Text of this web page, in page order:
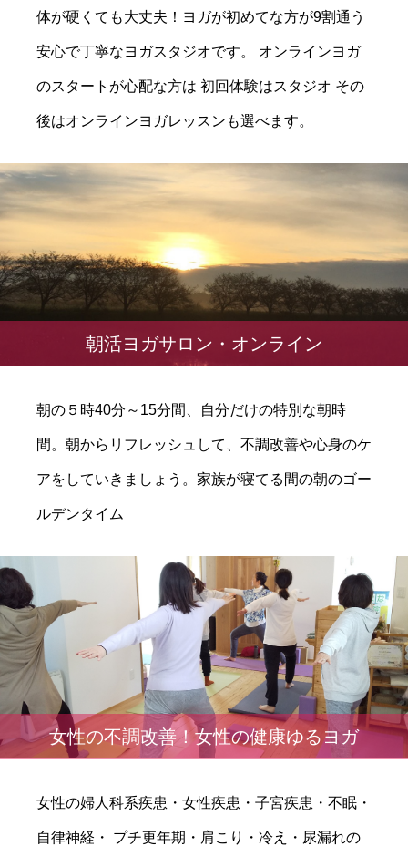
体が硬くても大丈夫！ヨガが初めてな方が9割通う
安心で丁寧なヨガスタジオです。 オンラインヨガ
のスタートが心配な方は 初回体験はスタジオ その
後はオンラインヨガレッスンも選べます。
朝活ヨガサロン・オンライン
朝の５時40分～15分間、自分だけの特別な朝時
間。朝からリフレッシュして、不調改善や心身のケ
アをしていきましょう。家族が寝てる間の朝のゴー
ルデンタイム
女性の不調改善！女性の健康ゆるヨガ
女性の婦人科系疾患・女性疾患・子宮疾患・不眠・
自律神経・ プチ更年期・肩こり・冷え・尿漏れの